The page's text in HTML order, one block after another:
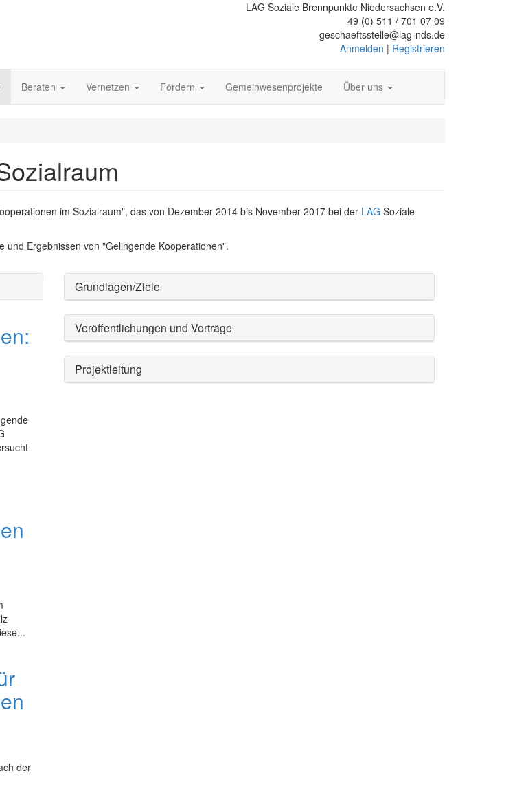
LAG Soziale Brennpunkte Niedersachsen e.V.
49 (0) 511 / 701 07 09
geschaeftsstelle@lag-nds.de
Anmelden | Registrieren
Beraten Vernetzen Fördern Gemeinwesenprojekte Über uns
im Sozialraum", das von Dezember 2014 bis November 2017 bei der LAG Soziale
und Ergebnissen von "Gelingende Kooperationen".
der
Grundlagen/Ziele
Veröffentlichungen und Vorträge
Projektleitung